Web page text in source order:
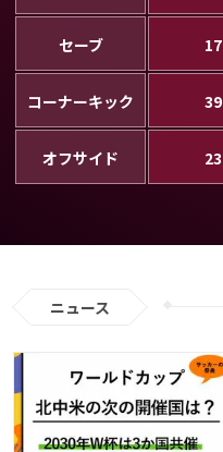
セーブ 17
コーナーキック 39
オフサイド 23
ニュース